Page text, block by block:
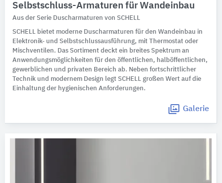
Selbstschluss-Armaturen für Wandeinbau
Aus der Serie Duscharmaturen von SCHELL
SCHELL bietet moderne Duscharmaturen für den Wandeinbau in
Elektronik- und Selbstschlussausführung, mit Thermostat oder
Mischventilen. Das Sortiment deckt ein breites Spektrum an
Anwendungsmöglichkeiten für den öffentlichen, halböffentlichen,
gewerblichen und privaten Bereich ab. Neben fortschrittlicher
Technik und modernem Design legt SCHELL großen Wert auf die
Einhaltung der hygienischen Anforderungen.
Galerie